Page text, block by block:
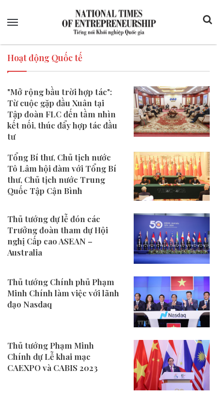
Hoạt động Quốc tế
"Mở rộng bầu trời hợp tác":
Từ cuộc gặp đầu Xuân tại
Tập đoàn FLC đến tầm nhìn
kết nối, thúc đẩy hợp tác đầu
tư
Tổng Bí thư, Chủ tịch nước
Tô Lâm hội đàm với Tổng Bí
thư, Chủ tịch nước Trung
Quốc Tập Cận Bình
Thủ tướng dự lễ đón các
Trưởng đoàn tham dự Hội
nghị Cấp cao ASEAN –
Australia
Thủ tướng Chính phủ Phạm
Minh Chính làm việc với lãnh
đạo Nasdaq
Thủ tướng Phạm Minh
Chính dự Lễ khai mạc
CAEXPO và CABIS 2023